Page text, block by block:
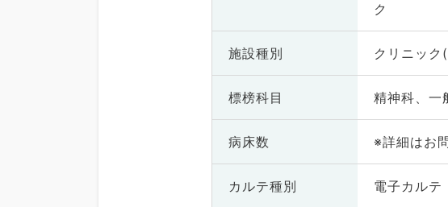
ク
施設種別 クリニック
標榜科目 精神科、一
病床数 ※詳細はお
カルテ種別 電子カルテ